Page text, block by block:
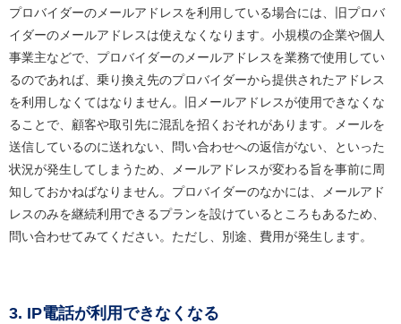
プロバイダーのメールアドレスを利用している場合には、旧プロバ
イダーのメールアドレスは使えなくなります。小規模の企業や個人
事業主などで、プロバイダーのメールアドレスを業務で使用してい
るのであれば、乗り換え先のプロバイダーから提供されたアドレス
を利用しなくてはなりません。旧メールアドレスが使用できなくな
ることで、顧客や取引先に混乱を招くおそれがあります。メールを
送信しているのに送れない、問い合わせへの返信がない、といった
状況が発生してしまうため、メールアドレスが変わる旨を事前に周
知しておかねばなりません。プロバイダーのなかには、メールアド
レスのみを継続利用できるプランを設けているところもあるため、
問い合わせてみてください。ただし、別途、費用が発生します。
3. IP電話が利用できなくなる